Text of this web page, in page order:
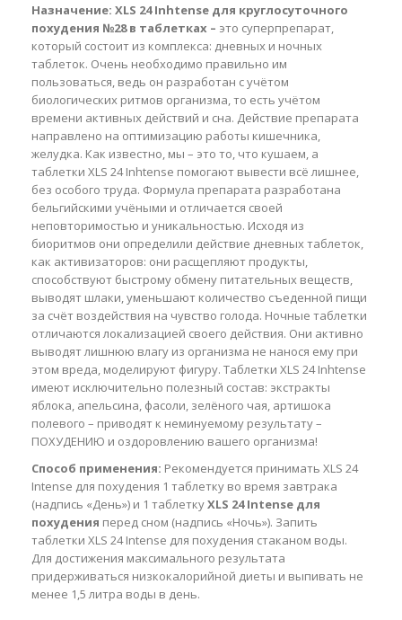
Назначение: XLS 24 Inhtense для круглосуточного
похудения №28 в таблетках – это суперпрепарат,
который состоит из комплекса: дневных и ночных
таблеток. Очень необходимо правильно им
пользоваться, ведь он разработан с учётом
биологических ритмов организма, то есть учётом
времени активных действий и сна. Действие препарата
направлено на оптимизацию работы кишечника,
желудка. Как известно, мы – это то, что кушаем, а
таблетки XLS 24 Inhtense помогают вывести всё лишнее,
без особого труда. Формула препарата разработана
бельгийскими учёными и отличается своей
неповторимостью и уникальностью. Исходя из
биоритмов они определили действие дневных таблеток,
как активизаторов: они расщепляют продукты,
способствуют быстрому обмену питательных веществ,
выводят шлаки, уменьшают количество съеденной пищи
за счёт воздействия на чувство голода. Ночные таблетки
отличаются локализацией своего действия. Они активно
выводят лишнюю влагу из организма не нанося ему при
этом вреда, моделируют фигуру. Таблетки XLS 24 Inhtense
имеют исключительно полезный состав: экстракты
яблока, апельсина, фасоли, зелёного чая, артишока
полевого – приводят к неминуемому результату –
ПОХУДЕНИЮ и оздоровлению вашего организма!
Способ применения: Рекомендуется принимать XLS 24
Intense для похудения 1 таблетку во время завтрака
(надпись «День») и 1 таблеткуXLS 24 Intense для
похудения перед сном (надпись «Ночь»). Запить
таблетки XLS 24 Intense для похудения стаканом воды.
Для достижения максимального результата
придерживаться низкокалорийной диеты и выпивать не
менее 1,5 литра воды в день.